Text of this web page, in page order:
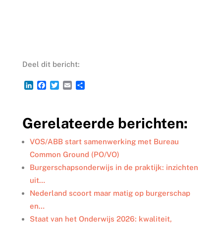
Deel dit bericht:
L
e
d
I
n
F
b
o
o
k
T
t
e
r
E
l
D
n
Gerelateerde berichten:
VOS/ABB start samenwerking met Bureau
Common Ground (PO/VO)
Burgerschapsonderwijs in de praktijk: inzichten
uit…
Nederland scoort maar matig op burgerschap
en…
Staat van het Onderwijs 2026: kwaliteit,